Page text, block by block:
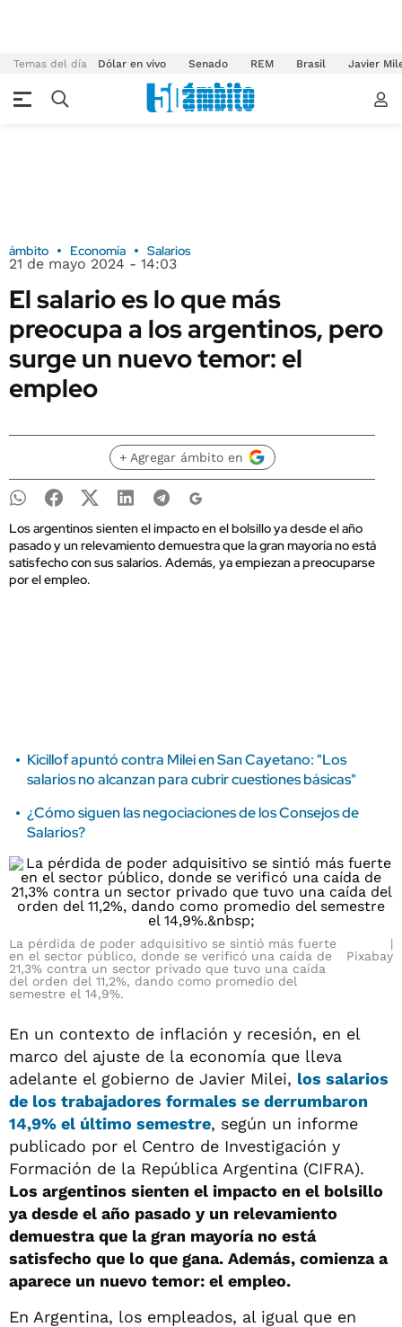
Temas del día Dólar en vivo Senado REM Brasil Javier
ámbito Economía Salarios
21 de mayo 2024 - 14:03
El salario es lo que más
preocupa a los argentinos, pero
surge un nuevo temor: el
empleo
+ Agregar ámbito en
Los argentinos sienten el impacto en el bolsillo ya desde el año
pasado y un relevamiento demuestra que la gran mayoría no está
satisfecho con sus salarios. Además, ya empiezan a preocuparse
por el empleo.
Kicillof apuntó contra Milei en San Cayetano: "Los
salarios no alcanzan para cubrir cuestiones básicas"
¿Cómo siguen las negociaciones de los Consejos de
Salarios?
La pérdida de poder adquisitivo se sintió más fuerte
en el sector público, donde se verificó una caída de
21,3% contra un sector privado que tuvo una caída
del orden del 11,2%, dando como promedio del
semestre el 14,9%.
Pixabay
En un contexto de inflación y recesión, en el
marco del ajuste de la economía que lleva
adelante el gobierno de Javier Milei, los salarios
de los trabajadores formales se derrumbaron
14,9% el último semestre, según un informe
publicado por el Centro de Investigación y
Formación de la República Argentina (CIFRA).
Los argentinos sienten el impacto en el bolsillo
ya desde el año pasado y un relevamiento
demuestra que la gran mayoría no está
satisfecho que lo que gana. Además, comienza a
aparece un nuevo temor: el empleo.
En Argentina, los empleados, al igual que en